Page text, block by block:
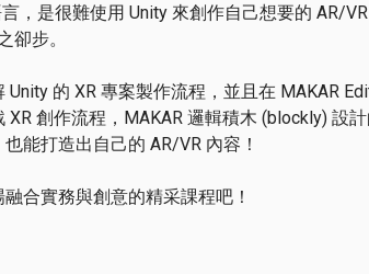
，是很難使用 Unity 來創作自己想要的 AR/
卻步。
的 XR 專案製作流程，並且在 MAKAR
創作流程，MAKAR 邏輯積木 (blockly) 設
能打造出自己的 AR/VR 內容！
合實務與創意的精采課程吧！